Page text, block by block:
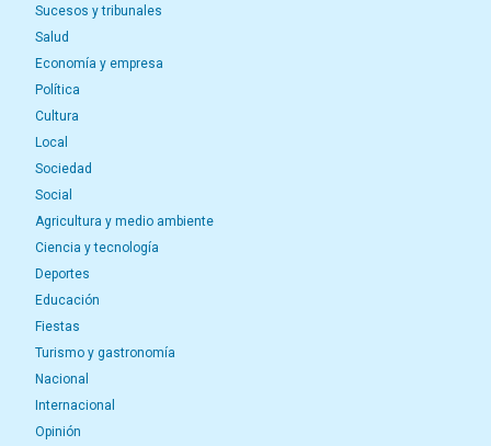
Sucesos y tribunales
Salud
Economía y empresa
Política
Cultura
Local
Sociedad
Social
Agricultura y medio ambiente
Ciencia y tecnología
Deportes
Educación
Fiestas
Turismo y gastronomía
Nacional
Internacional
Opinión